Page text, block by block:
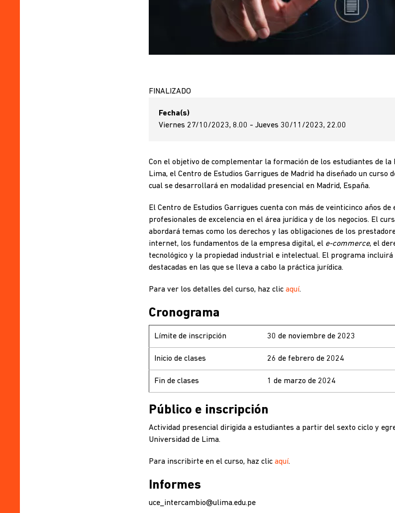
FINALIZADO
Fecha(s)
Viernes 27/10/2023, 8.00 - Jueves 30/11/2023, 22.00
Con el objetivo de complementar la formación de los estudiantes de la
Lima, el Centro de Estudios Garrigues de Madrid ha diseñado un curso
cual se desarrollará en modalidad presencial en Madrid, España.
El Centro de Estudios Garrigues cuenta con más de veinticinco años
profesionales de excelencia en el área jurídica y de los negocios. El
abordará temas como los derechos y las obligaciones de los
internet, los fundamentos de la empresa digital, el e-commerce, el
tecnológico y la propiedad industrial e intelectual. El programa
destacadas en las que se lleva a cabo la práctica jurídica.
Para ver los detalles del curso, haz clic aquí.
Cronograma
Límite de inscripción 30 de noviembre de 2023
Inicio de clases 26 de febrero de 2024
Fin de clases 1 de marzo de 2024
Público e inscripción
Actividad presencial dirigida a estudiantes a partir del sexto ciclo y
Universidad de Lima.
Para inscribirte en el curso, haz clic aquí.
Informes
uce_intercambio@ulima.edu.pe